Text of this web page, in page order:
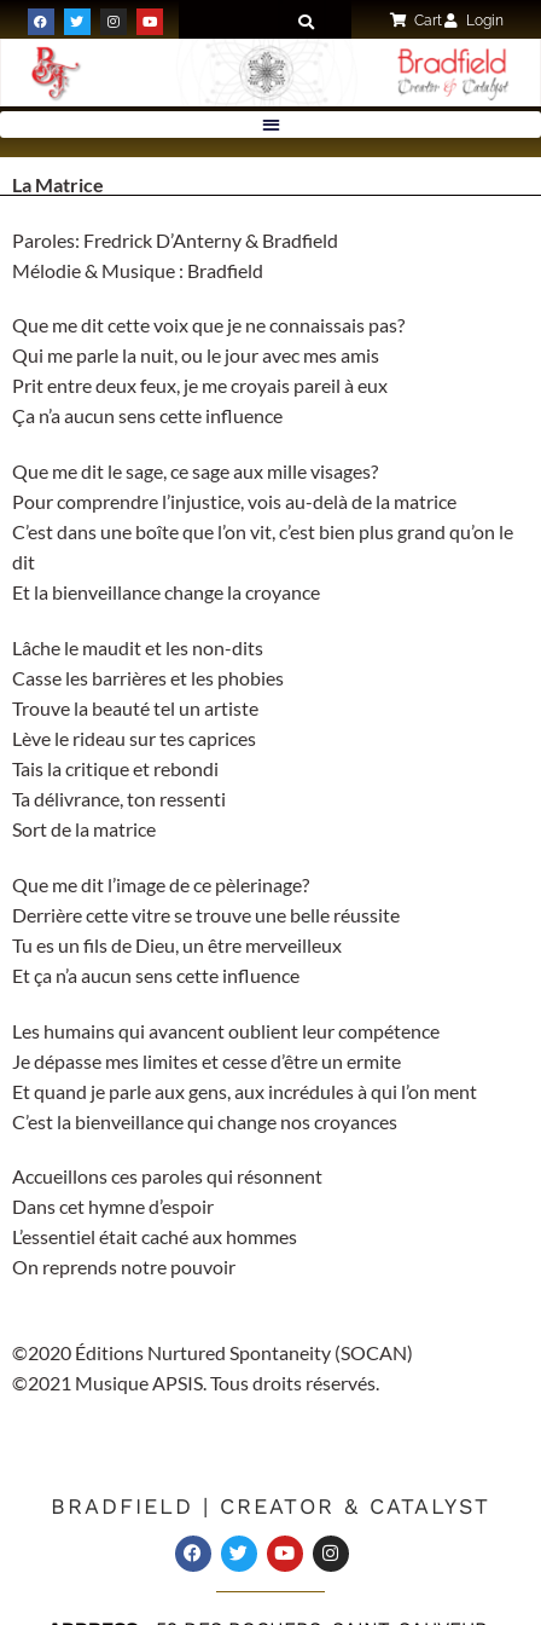
Cart Login
La Matrice
Paroles: Fredrick D’Anterny & Bradfield
Mélodie & Musique : Bradfield
Que me dit cette voix que je ne connaissais pas?
Qui me parle la nuit, ou le jour avec mes amis
Prit entre deux feux, je me croyais pareil à eux
Ça n’a aucun sens cette influence
Que me dit le sage, ce sage aux mille visages?
Pour comprendre l’injustice, vois au-delà de la matrice
C’est dans une boîte que l’on vit, c’est bien plus grand qu’on le
dit
Et la bienveillance change la croyance
Lâche le maudit et les non-dits
Casse les barrières et les phobies
Trouve la beauté tel un artiste
Lève le rideau sur tes caprices
Tais la critique et rebondi
Ta délivrance, ton ressenti
Sort de la matrice
Que me dit l’image de ce pèlerinage?
Derrière cette vitre se trouve une belle réussite
Tu es un fils de Dieu, un être merveilleux
Et ça n’a aucun sens cette influence
Les humains qui avancent oublient leur compétence
Je dépasse mes limites et cesse d’être un ermite
Et quand je parle aux gens, aux incrédules à qui l’on ment
C’est la bienveillance qui change nos croyances
Accueillons ces paroles qui résonnent
Dans cet hymne d’espoir
L’essentiel était caché aux hommes
On reprends notre pouvoir
©2020 Éditions Nurtured Spontaneity (SOCAN)
©2021 Musique APSIS. Tous droits réservés.
BRADFIELD | CREATOR & CATALYST